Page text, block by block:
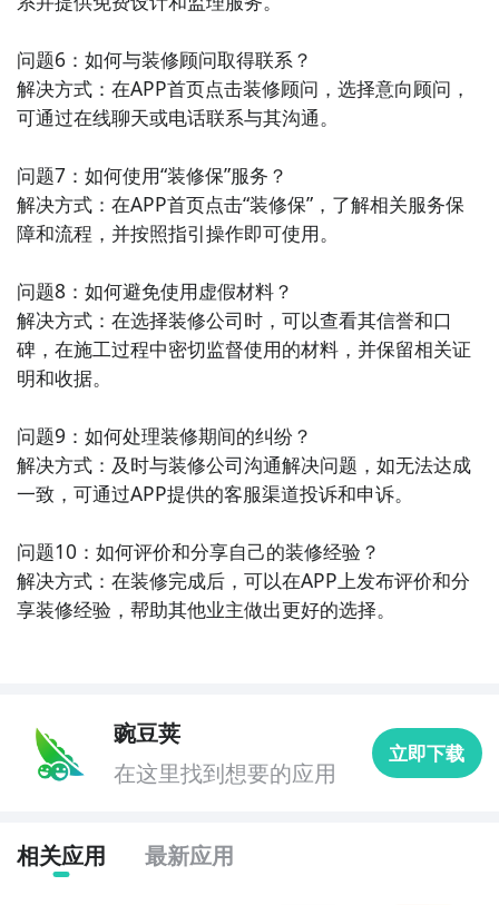
问题6：如何与装修顾问取得联系？
解决方式：在APP首页点击装修顾问，选择意向顾问，
可通过在线聊天或电话联系与其沟通。
问题7：如何使用“装修保”服务？
解决方式：在APP首页点击“装修保”，了解相关服务保
障和流程，并按照指引操作即可使用。
问题8：如何避免使用虚假材料？
解决方式：在选择装修公司时，可以查看其信誉和口
碑，在施工过程中密切监督使用的材料，并保留相关证
明和收据。
问题9：如何处理装修期间的纠纷？
解决方式：及时与装修公司沟通解决问题，如无法达成
一致，可通过APP提供的客服渠道投诉和申诉。
问题10：如何评价和分享自己的装修经验？
解决方式：在装修完成后，可以在APP上发布评价和分
享装修经验，帮助其他业主做出更好的选择。
豌豆荚
在这里找到想要的应用
立即下载
相关应用 最新应用